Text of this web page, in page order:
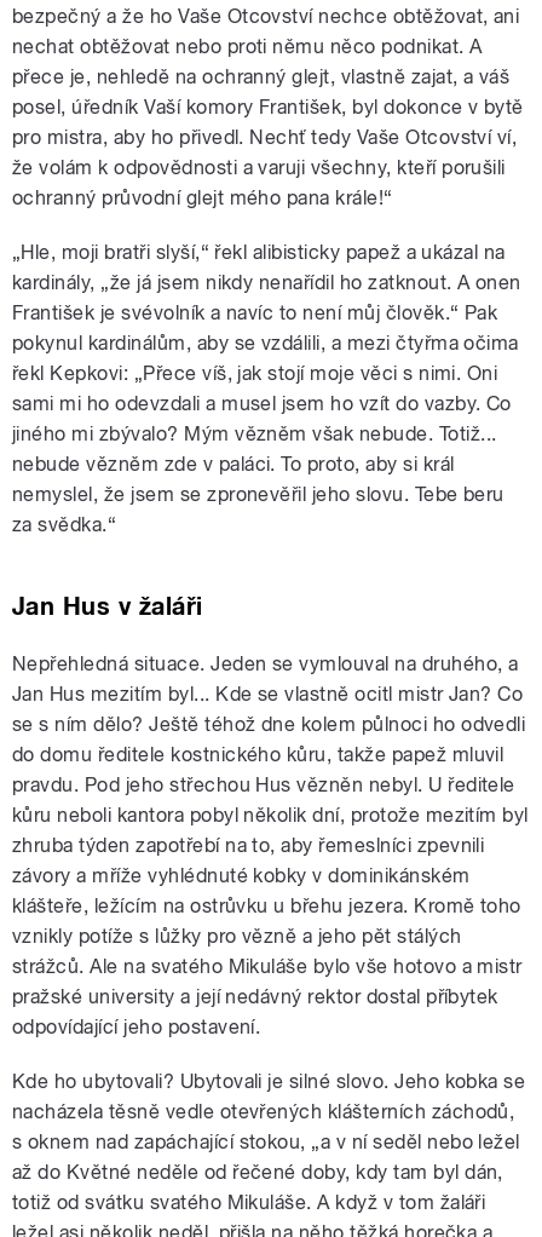
bezpečný a že ho Vaše Otcovství nechce obtěžovat, ani
nechat obtěžovat nebo proti němu něco podnikat. A
přece je, nehledě na ochranný glejt, vlastně zajat, a váš
posel, úředník Vaší komory František, byl dokonce v bytě
pro mistra, aby ho přivedl. Nechť tedy Vaše Otcovství ví,
že volám k odpovědnosti a varuji všechny, kteří porušili
ochranný průvodní glejt mého pana krále!“
„Hle, moji bratři slyší,“ řekl alibisticky papež a ukázal na
kardinály, „že já jsem nikdy nenařídil ho zatknout. A onen
František je svévolník a navíc to není můj člověk.“ Pak
pokynul kardinálům, aby se vzdálili, a mezi čtyřma očima
řekl Kepkovi: „Přece víš, jak stojí moje věci s nimi. Oni
sami mi ho odevzdali a musel jsem ho vzít do vazby. Co
jiného mi zbývalo? Mým vězněm však nebude. Totiž...
nebude vězněm zde v paláci. To proto, aby si král
nemyslel, že jsem se zpronevěřil jeho slovu. Tebe beru
za svědka.“
Jan Hus v žaláři
Nepřehledná situace. Jeden se vymlouval na druhého, a
Jan Hus mezitím byl... Kde se vlastně ocitl mistr Jan? Co
se s ním dělo? Ještě téhož dne kolem půlnoci ho odvedli
do domu ředitele kostnického kůru, takže papež mluvil
pravdu. Pod jeho střechou Hus vězněn nebyl. U ředitele
kůru neboli kantora pobyl několik dní, protože mezitím byl
zhruba týden zapotřebí na to, aby řemeslníci zpevnili
závory a mříže vyhlédnuté kobky v dominikánském
klášteře, ležícím na ostrůvku u břehu jezera. Kromě toho
vznikly potíže s lůžky pro vězně a jeho pět stálých
strážců. Ale na svatého Mikuláše bylo vše hotovo a mistr
pražské university a její nedávný rektor dostal příbytek
odpovídající jeho postavení.
Kde ho ubytovali? Ubytovali je silné slovo. Jeho kobka se
nacházela těsně vedle otevřených klášterních záchodů,
s oknem nad zapáchající stokou, „a v ní seděl nebo ležel
až do Květné neděle od řečené doby, kdy tam byl dán,
totiž od svátku svatého Mikuláše. A když v tom žaláři